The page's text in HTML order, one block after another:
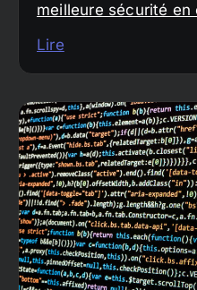
meilleure sécurité en
Lire